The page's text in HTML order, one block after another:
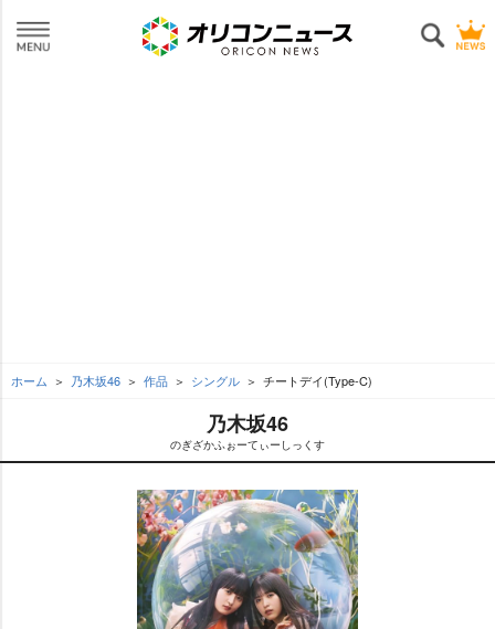
ホーム 乃木坂46 作品 シングル チートデイ(Type-C)
乃木坂46
のぎざかふぉーてぃーしっくす